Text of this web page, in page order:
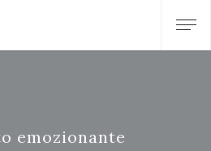
emozionante